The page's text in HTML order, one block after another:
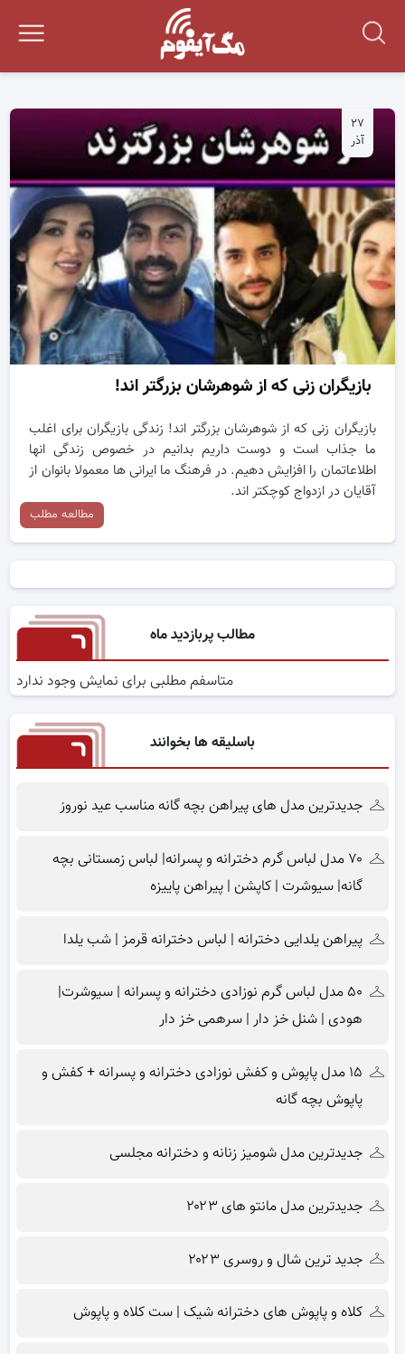
۲۷
آذر
بازیگران زنی که از شوهرشان بزرگتر اند!
بازیگران زنی که از شوهرشان بزرگتر اند! زندگی بازیگران برای اغلب
ما جذاب است و دوست داریم بدانیم در خصوص زندگی انها
اطلاعاتمان را افزایش دهیم. در فرهنگ ما ایرانی ها معمولا بانوان از
آقایان در ازدواج کوچکتر اند.
مطالعه مطلب
مطالب پربازدید ماه
متاسفم مطلبی برای نمایش وجود ندارد
باسلیقه ها بخوانند
جدیدترین مدل های پیراهن بچه گانه مناسب عید نوروز
۷۰ مدل لباس گرم دخترانه و پسرانه| لباس زمستانی بچه
گانه| سیوشرت | کاپشن | پیراهن پاییزه
پیراهن یلدایی دخترانه | لباس دخترانه قرمز | شب یلدا
۵۰ مدل لباس گرم نوزادی دخترانه و پسرانه | سیوشرت|
هودی | شنل خز دار | سرهمی خز دار
۱۵ مدل پاپوش و کفش نوزادی دخترانه و پسرانه + کفش و
پاپوش بچه گانه
جدیدترین مدل شومیز زنانه و دخترانه مجلسی
جدیدترین مدل مانتو های ۲۰۲۳
جدید ترین شال و روسری ۲۰۲۳
کلاه و پاپوش های دخترانه شیک | ست کلاه و پاپوش